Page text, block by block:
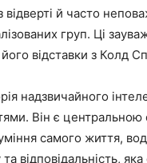
й часто
груп. Ці
відставки з Колд
надзвичайного
Він є центральною
самого життя,
відповідальність,